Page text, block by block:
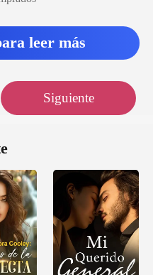
leer más
Siguiente